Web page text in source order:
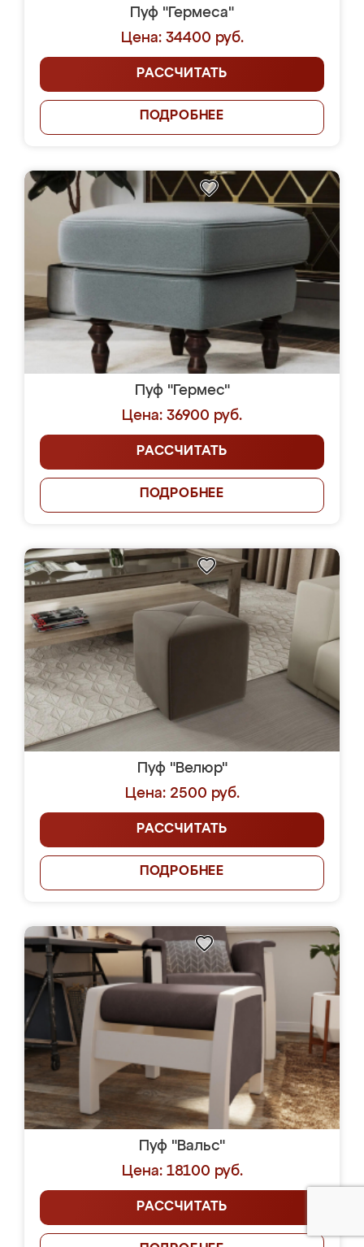
Пуф "Гермеса"
Цена: 34400 руб.
РАССЧИТАТЬ
ПОДРОБНЕЕ
Пуф "Гермес"
Цена: 36900 руб.
РАССЧИТАТЬ
ПОДРОБНЕЕ
Пуф "Велюр"
Цена: 2500 руб.
РАССЧИТАТЬ
ПОДРОБНЕЕ
Пуф "Вальс"
Цена: 18100 руб.
РАССЧИТАТЬ